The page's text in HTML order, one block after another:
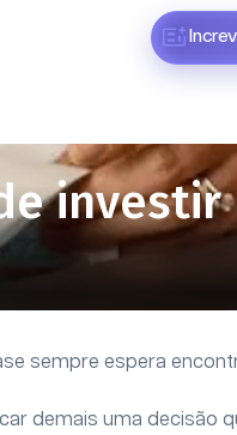
investir
sempre espera
demais uma decisão